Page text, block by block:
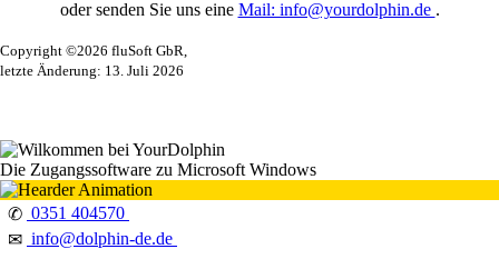
oder senden Sie uns eine Mail: info@yourdolphin.de .
Copyright ©2026 fluSoft GbR,
letzte Änderung: 13. Juli 2026
Die Zugangssoftware zu Microsoft Windows
✆ 0351 404570
✉ info@dolphin-de.de